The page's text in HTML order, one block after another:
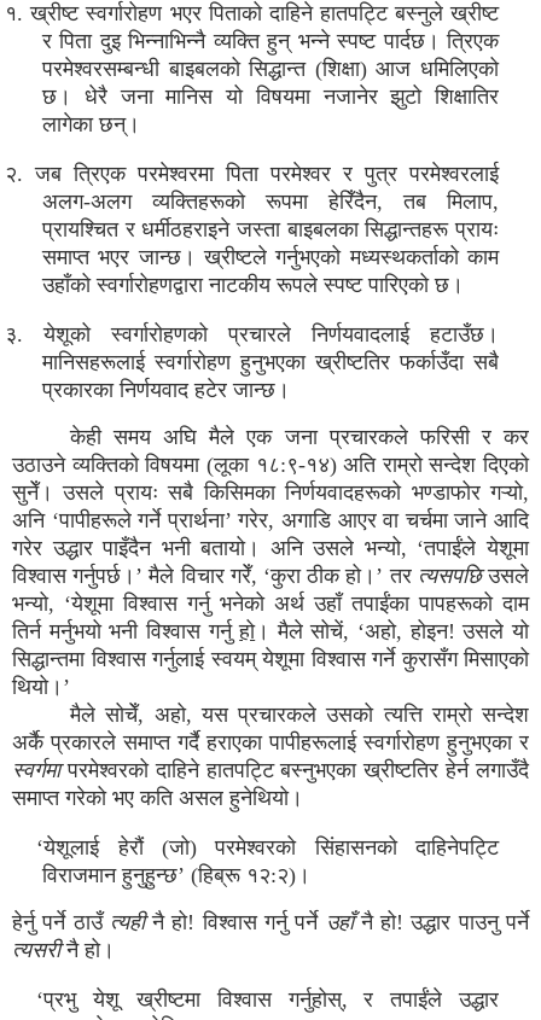
१. ख्रीष्ट स्वर्गारोहण भएर पिताको दाहिने हातपट्टि बस्नुले ख्रीष्ट
र पिता दुइ भिन्नाभिन्नै व्यक्ति हुन् भन्ने स्पष्ट पार्दछ। त्रिएक
परमेश्वरसम्बन्धी बाइबलको सिद्धान्त (शिक्षा) आज धमिलिएको
छ। धेरै जना मानिस यो विषयमा नजानेर झुटो शिक्षातिर
लागेका छन्।
२. जब त्रिएक परमेश्वरमा पिता परमेश्वर र पुत्र परमेश्वरलाई
अलग-अलग व्यक्तिहरूको रूपमा हेरिँदैन, तब मिलाप,
प्रायश्चित र धर्मीठहराइने जस्ता बाइबलका सिद्धान्तहरू प्रायः
समाप्त भएर जान्छ। ख्रीष्टले गर्नुभएको मध्यस्थकर्ताको काम
उहाँको स्वर्गारोहणद्वारा नाटकीय रूपले स्पष्ट पारिएको छ।
३. येशूको स्वर्गारोहणको प्रचारले निर्णयवादलाई हटाउँछ।
मानिसहरूलाई स्वर्गारोहण हुनुभएका ख्रीष्टतिर फर्काउँदा सबै
प्रकारका निर्णयवाद हटेर जान्छ।
केही समय अघि मैले एक जना प्रचारकले फरिसी र कर
उठाउने व्यक्तिको विषयमा (लूका १८:९-१४) अति राम्रो सन्देश दिएको
सुनेँ। उसले प्रायः सबै किसिमका निर्णयवादहरूको भण्डाफोर गऱ्यो,
अनि ‘पापीहरूले गर्ने प्रार्थना’ गरेर, अगाडि आएर वा चर्चमा जाने आदि
गरेर उद्धार पाइँदैन भनी बतायो। अनि उसले भन्यो, ‘तपाईंले येशूमा
विश्वास गर्नुपर्छ।’ मैले विचार गरेँ, ‘कुरा ठीक हो।’ तर त्यसपछिउसले
भन्यो, ‘येशूमा विश्वास गर्नु भनेको अर्थ उहाँ तपाईंका पापहरूको दाम
तिर्न मर्नुभयो भनी विश्वास गर्नुहो। मैले सोचें, ‘अहो, होइन! उसले यो
सिद्धान्तमा विश्वास गर्नुलाई स्वयम् येशूमा विश्वास गर्ने कुरासँग मिसाएको
थियो।’
मैले सोचेँ, अहो, यस प्रचारकले उसको त्यत्ति राम्रो सन्देश
अर्कै प्रकारले समाप्त गर्दै हराएका पापीहरूलाई स्वर्गारोहण हुनुभएका र
स्वर्गमापरमेश्वरको दाहिने हातपट्टि बस्नुभएका ख्रीष्टतिर हेर्न लगाउँदै
समाप्त गरेको भए कति असल हुनेथियो।
‘येशूलाई हेरौं (जो) परमेश्वरको सिंहासनको दाहिनेपट्टि
विराजमान हुनुहुन्छ’ (हिब्रू १२:२)।
हेर्नु पर्ने ठाउँ त्यहीनै हो! विश्वास गर्नु पर्ने उहाँनै हो! उद्धार पाउनु पर्ने
त्यसरीनै हो।
‘प्रभु येशू ख्रीष्टमा विश्वास गर्नुहोस्, र तपाईंले उद्धार